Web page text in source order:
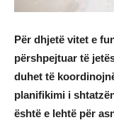
Për dhjetë vitet e
përshpejtuar të
duhet të
planifikimi i
është e lehtë për